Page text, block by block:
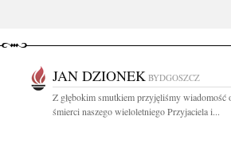
JAN DZIONEK BYDGOSZCZ
Z głębokim smutkiem przyjęliśmy wiadomość
śmierci naszego wieloletniego Przyjaciela i...